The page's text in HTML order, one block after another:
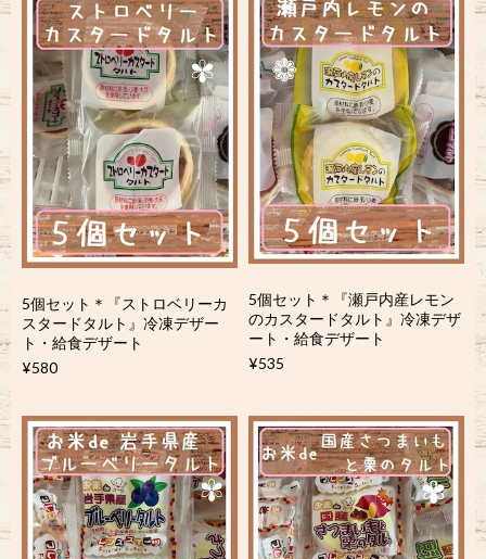
5個セット＊『ストロベリーカ
スタードタルト』冷凍デザー
ト・給食デザート
¥580
5個セット＊『瀬戸内産レモン
のカスタードタルト』冷凍デザ
ート・給食デザート
¥535